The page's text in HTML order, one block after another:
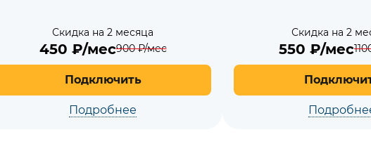
Скидка на 2 месяца
450 ₽/мес900₽/мес
Подключить
Подробнее
Скидка на 2
550 ₽/мес